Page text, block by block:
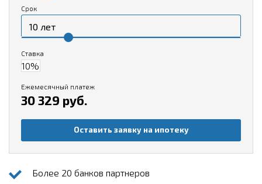
Срок
Ставка
Ежемесячный платеж
30 329 руб.
Оставить заявку на ипотеку
Более 20 банков партнеров